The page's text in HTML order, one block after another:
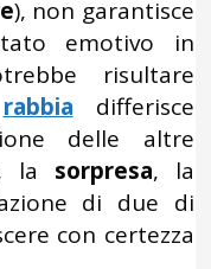
), non garantisce
emotivo in
risultare
rabbia differisce
delle altre
la sorpresa, la
di due di
con certezza